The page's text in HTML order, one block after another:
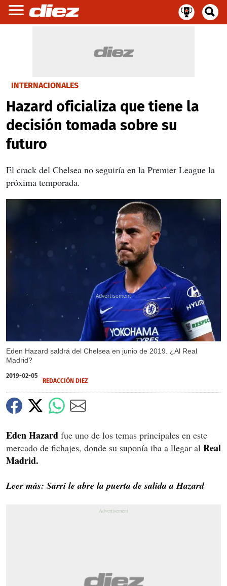
INTERNACIONALES
Hazard oficializa que tiene la
decisión tomada sobre su
futuro
El crack del Chelsea no seguiría en la Premier League la
próxima temporada.
Eden Hazard saldrá del Chelsea en junio de 2019. ¿Al Real
Madrid?
X
2019-02-05
REDACCIÓN DIEZ
Eden Hazard fue uno de los temas principales en este
mercado de fichajes, donde su suponía iba a llegar al Real
Madrid.
Leer más: Sarri le abre la puerta de salida a Hazard